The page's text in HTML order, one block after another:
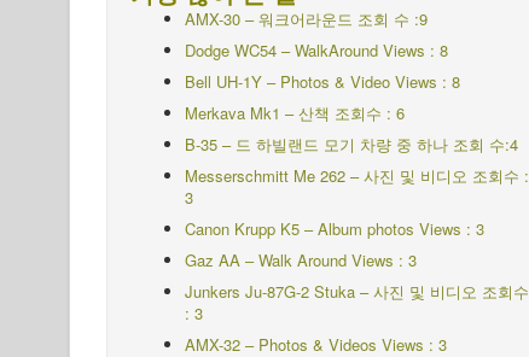
AMX-30 – 워크어라운드 조회 수 :9
Dodge WC54 – WalkAround Views : 8
Bell UH-1Y – Photos & Video Views : 8
Merkava Mk1 – 산책 조회수 : 6
B-35 – 드 하빌랜드 모기 차량 중 하나 조회 수:4
Messerschmitt Me 262 – 사진 및 비디오 조회수 :
3
Canon Krupp K5 – Album photos Views : 3
Gaz AA – Walk Around Views : 3
Junkers Ju-87G-2 Stuka – 사진 및 비디오 조회수
: 3
AMX-32 – Photos & Videos Views : 3